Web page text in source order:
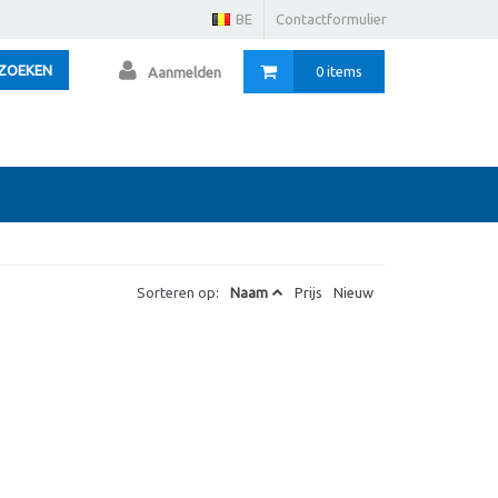
Contactformulier
BE
0 items
Aanmelden
Sorteren op: Naam Prijs Nieuw